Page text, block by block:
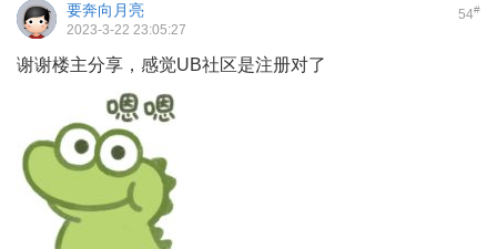
54#
要奔向月亮
2023-3-22 23:05:27
谢谢楼主分享，感觉UB社区是注册对了